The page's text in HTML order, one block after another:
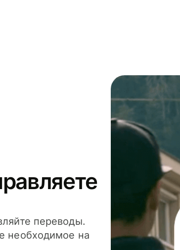
переводы.
необходимое на